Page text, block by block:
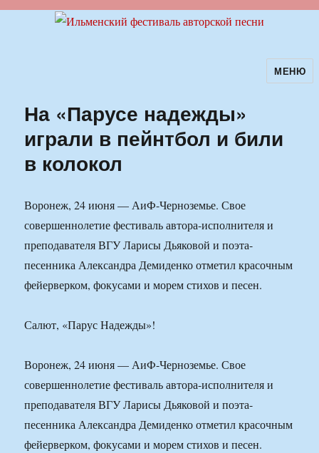
Ильменский фестиваль авторскойМЕНЮ
На «Парусе надежды»
играли в пейнтбол и били
в колокол
Воронеж, 24 июня — АиФ-Черноземье. Свое
совершеннолетие фестиваль автора-исполнителя и
преподавателя ВГУ Ларисы Дьяковой и поэта-
песенника Александра Демиденко отметил красочным
фейерверком, фокусами и морем стихов и песен.
Салют, «Парус Надежды»!
Воронеж, 24 июня — АиФ-Черноземье. Свое
совершеннолетие фестиваль автора-исполнителя и
преподавателя ВГУ Ларисы Дьяковой и поэта-
песенника Александра Демиденко отметил красочным
фейерверком, фокусами и морем стихов и песен.